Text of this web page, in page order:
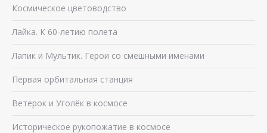
Космическое цветоводство
Лайка. К 60-летию полета
Лапик и Мультик. Герои со смешными именами
Первая орбитальная станция
Ветерок и Уголёк в космосе
Историческое рукопожатие в космосе